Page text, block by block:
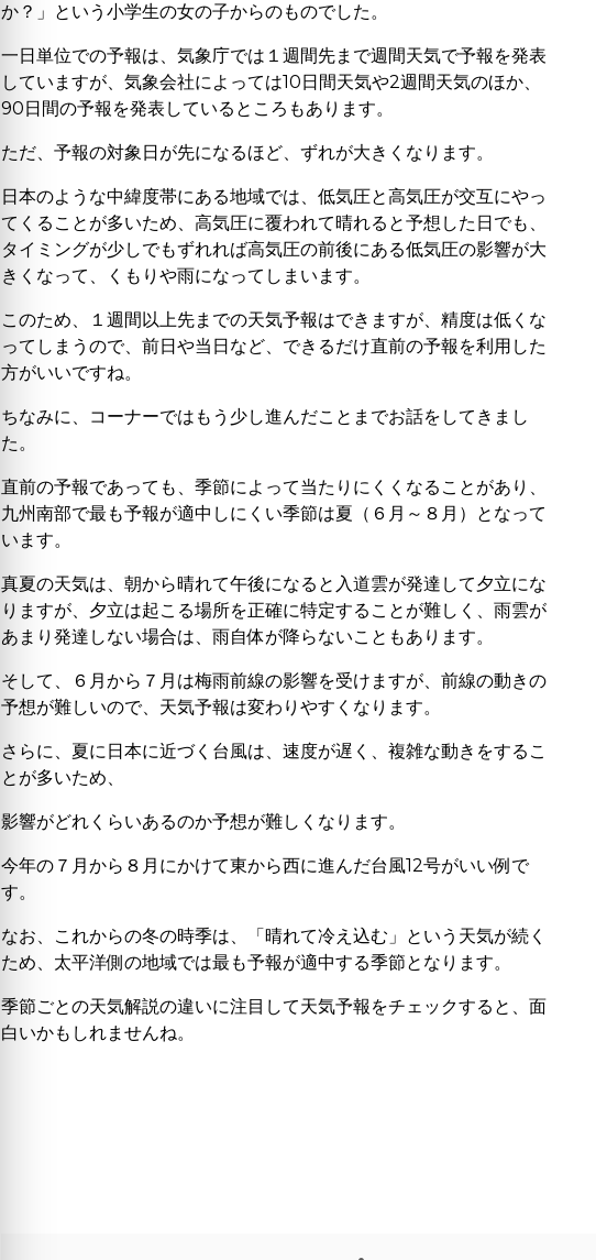
か？」という小学生の女の子からのものでした。
一日単位での予報は、気象庁では１週間先まで週間天気で予報を発表
していますが、気象会社によっては10日間天気や2週間天気のほか、
90日間の予報を発表しているところもあります。
ただ、予報の対象日が先になるほど、ずれが大きくなります。
日本のような中緯度帯にある地域では、低気圧と高気圧が交互にやっ
てくることが多いため、高気圧に覆われて晴れると予想した日でも、
タイミングが少しでもずれれば高気圧の前後にある低気圧の影響が大
きくなって、くもりや雨になってしまいます。
このため、１週間以上先までの天気予報はできますが、精度は低くな
ってしまうので、前日や当日など、できるだけ直前の予報を利用した
方がいいですね。
ちなみに、コーナーではもう少し進んだことまでお話をしてきまし
た。
直前の予報であっても、季節によって当たりにくくなることがあり、
九州南部で最も予報が適中しにくい季節は夏（６月～８月）となって
います。
真夏の天気は、朝から晴れて午後になると入道雲が発達して夕立にな
りますが、夕立は起こる場所を正確に特定することが難しく、雨雲が
あまり発達しない場合は、雨自体が降らないこともあります。
そして、６月から７月は梅雨前線の影響を受けますが、前線の動きの
予想が難しいので、天気予報は変わりやすくなります。
さらに、夏に日本に近づく台風は、速度が遅く、複雑な動きをするこ
とが多いため、
影響がどれくらいあるのか予想が難しくなります。
今年の７月から８月にかけて東から西に進んだ台風12号がいい例で
す。
なお、これからの冬の時季は、「晴れて冷え込む」という天気が続く
ため、太平洋側の地域では最も予報が適中する季節となります。
季節ごとの天気解説の違いに注目して天気予報をチェックすると、面
白いかもしれませんね。